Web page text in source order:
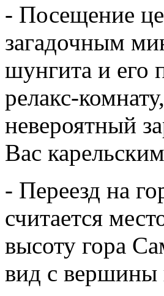
- Посещение
загадочным
шунгита и его
релакс-
невероятный
Вас
- Переезд на
считается
высоту гора
вид с вершины